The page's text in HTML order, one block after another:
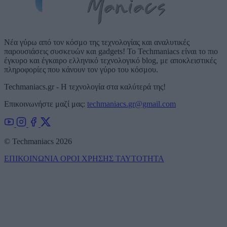
Νέα γύρω από τον κόσμο της τεχνολογίας και αναλυτικές
παρουσιάσεις συσκευών και gadgets! Το Techmaniacs είναι το πιο
έγκυρο και έγκαιρο ελληνικό τεχνολογικό blog, με αποκλειστικές
πληροφορίες που κάνουν τον γύρο του κόσμου.
Techmaniacs.gr - Η τεχνολογία στα καλύτερά της!
Επικοινωνήστε μαζί μας: techmaniacs.gr@gmail.com
© Techmaniacs 2026
ΕΠΙΚΟΙΝΩΝΙΑ ΟΡΟΙ ΧΡΗΣΗΣ ΤΑΥΤΟΤΗΤΑ